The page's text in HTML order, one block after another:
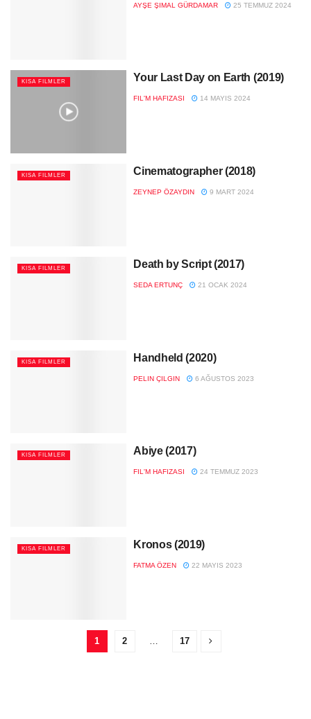
AYŞE ŞIMAL GÜRDAMAR 25 TEMMUZ 2024
KISA FILMLER Your Last Day on Earth (2019)
FIL'M HAFIZASI 14 MAYIS 2024
KISA FILMLER Cinematographer (2018)
ZEYNEP ÖZAYDIN 9 MART 2024
KISA FILMLER Death by Script (2017)
SEDA ERTUNÇ 21 OCAK 2024
KISA FILMLER Handheld (2020)
PELIN ÇILGIN 6 AĞUSTOS 2023
KISA FILMLER Abiye (2017)
FIL'M HAFIZASI 24 TEMMUZ 2023
KISA FILMLER Kronos (2019)
FATMA ÖZEN 22 MAYIS 2023
1 2 … 17